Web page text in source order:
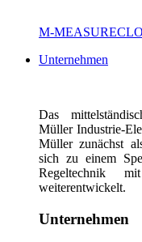
M-
Unternehmen
Das
Müller Industrie-
Müller zunächst
sich zu einem
Regeltechnik
weiterentwickelt.
Unternehmen